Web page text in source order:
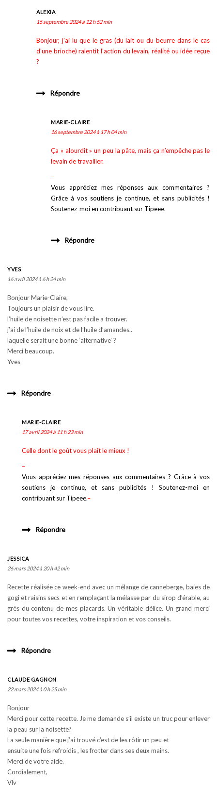
ALEXIA
15 septembre 2024 à 12 h 52 min
Bonjour, j’ai lu que le gras (du lait ou du beurre dans le cas
d’une brioche) ralentit l’action du levain, réalité ou idée reçue
?
Répondre
MARIE-CLAIRE
16 septembre 2024 à 17 h 04 min
Ça « alourdit » un peu la pâte, mais ça n’empêche pas le
levain de travailler.
–
Vous appréciez mes réponses aux commentaires ?
Grâce à vos soutiens je continue, et sans publicités !
Soutenez-moi en contribuant sur Tipeee.
Répondre
YVES
16 avril 2024 à 6 h 24 min
Bonjour Marie-Claire,
Toujours un plaisir de vous lire.
l’huile de noisette n’est pas facile a trouver.
j’ai de l’huile de noix et de l’huile d’amandes..
laquelle serait une bonne ‘alternative’ ?
Merci beaucoup.
Yves
Répondre
MARIE-CLAIRE
17 avril 2024 à 11 h 23 min
Celle dont le goût vous plaît le mieux !
–
Vous appréciez mes réponses aux commentaires ? Grâce à vos
soutiens je continue, et sans publicités ! Soutenez-moi en
contribuant sur Tipeee.–
Répondre
JESSICA
26 mars 2024 à 20 h 42 min
Recette réalisée ce week-end avec un mélange de canneberge, baies de
gogi et raisins secs et en remplaçant la mélasse par du sirop d’érable, au
grès du contenu de mes placards. Un véritable délice. Un grand merci
pour toutes vos recettes, votre inspiration et vos conseils.
Répondre
CLAUDE GAGNON
22 mars 2024 à 0 h 25 min
Bonjour
Merci pour cette recette. Je me demande s’il existe un truc pour enlever
la peau sur la noisette?
La seule manière que j’ai trouvé c’est de les rôtir un peu et
ensuite une fois refroidis , les frotter dans ses deux mains.
Merci de votre aide.
Cordialement,
Vly